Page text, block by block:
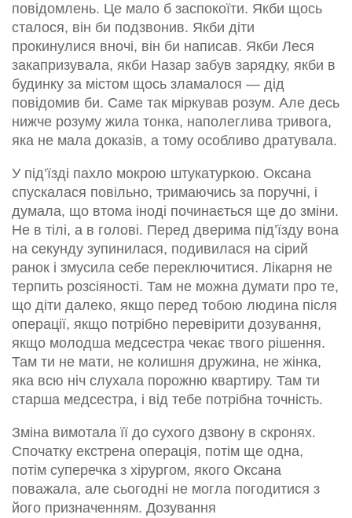
повідомлень. Це мало б заспокоїти. Якби щось
сталося, він би подзвонив. Якби діти
прокинулися вночі, він би написав. Якби Леся
закапризувала, якби Назар забув зарядку, якби в
будинку за містом щось зламалося — дід
повідомив би. Саме так міркував розум. Але десь
нижче розуму жила тонка, наполеглива тривога,
яка не мала доказів, а тому особливо дратувала.
У під’їзді пахло мокрою штукатуркою. Оксана
спускалася повільно, тримаючись за поручні, і
думала, що втома іноді починається ще до зміни.
Не в тілі, а в голові. Перед дверима під’їзду вона
на секунду зупинилася, подивилася на сірий
ранок і змусила себе переключитися. Лікарня не
терпить розсіяності. Там не можна думати про те,
що діти далеко, якщо перед тобою людина після
операції, якщо потрібно перевірити дозування,
якщо молодша медсестра чекає твого рішення.
Там ти не мати, не колишня дружина, не жінка,
яка всю ніч слухала порожню квартиру. Там ти
старша медсестра, і від тебе потрібна точність.
Зміна вимотала її до сухого дзвону в скронях.
Спочатку екстрена операція, потім ще одна,
потім суперечка з хірургом, якого Оксана
поважала, але сьогодні не могла погодитися з
його призначенням. Дозування